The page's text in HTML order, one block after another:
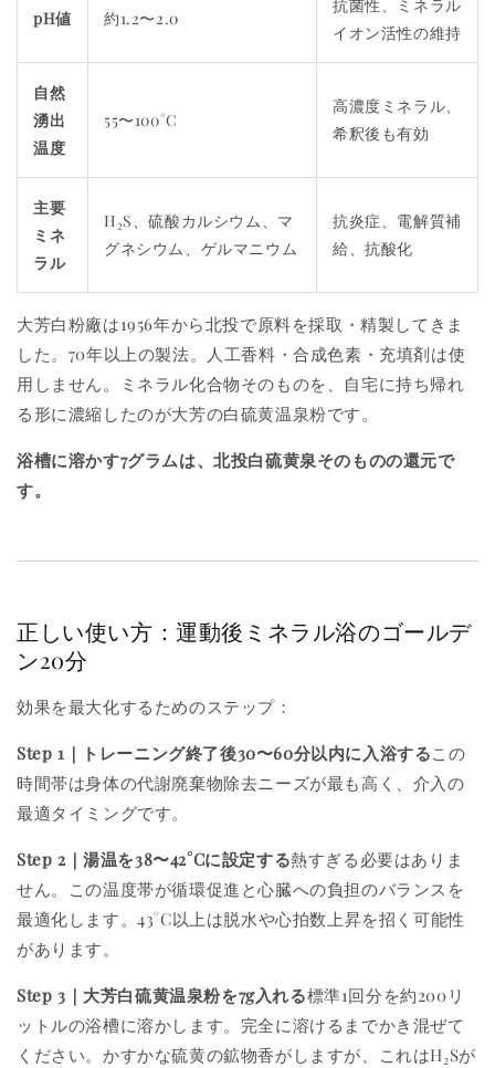
pH値 約1.2〜2.0
抗菌性、ミネラル
イオン活性の維持
自然
湧出
温度
55〜100°C
高濃度ミネラル、
希釈後も有効
主要
ミネ
ラル
H₂S、硫酸カルシウム、マ
グネシウム、ゲルマニウム
抗炎症、電解質補
給、抗酸化
大芳白粉廠は1956年から北投で原料を採取・精製してきま
した。70年以上の製法。人工香料・合成色素・充填剤は使
用しません。ミネラル化合物そのものを、自宅に持ち帰れ
る形に濃縮したのが大芳の白硫黄温泉粉です。
浴槽に溶かす7グラムは、北投白硫黄泉そのものの還元で
す。
正しい使い方：運動後ミネラル浴のゴールデ
ン20分
効果を最大化するためのステップ：
Step 1｜トレーニング終了後30〜60分以内に入浴するこの
時間帯は身体の代謝廃棄物除去ニーズが最も高く、介入の
最適タイミングです。
Step 2｜湯温を38〜42°Cに設定する熱すぎる必要はありま
せん。この温度帯が循環促進と心臓への負担のバランスを
最適化します。43°C以上は脱水や心拍数上昇を招く可能性
があります。
Step 3｜大芳白硫黄温泉粉を7g入れる標準1回分を約200リ
ットルの浴槽に溶かします。完全に溶けるまでかき混ぜて
ください。かすかな硫黄の鉱物香がしますが、これはH₂Sが